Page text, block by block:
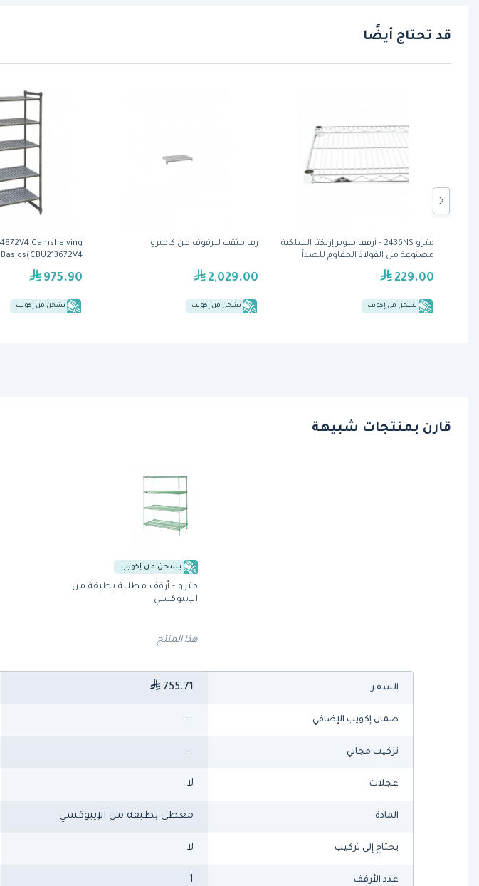
قد تحتاج أيضًا
Camshelving
Basics(CBU213672V4)
975.90
يشحن من إكويب
رف مثقب للرفوف من كامبرو
2,029.00
يشحن من إكويب
مترو 2436NS - أرفف سوبر إريكتا السلكية
مصنوعة من الفولاذ المقاوم للصدأ
229.00
يشحن من إكويب
قارن بمنتجات شبيهة
يشحن من إكويب
مترو - أرفف مطلية بطبقة من
الإيبوكسي
هذا المنتج
السعر 755.71
ضمان إكويب الإضافي —
تركيب مجاني —
عجلات لا
المادة مغطى بطبقة من الإيبوكسي
يحتاج إلى تركيب لا
عدد الأرفف 1